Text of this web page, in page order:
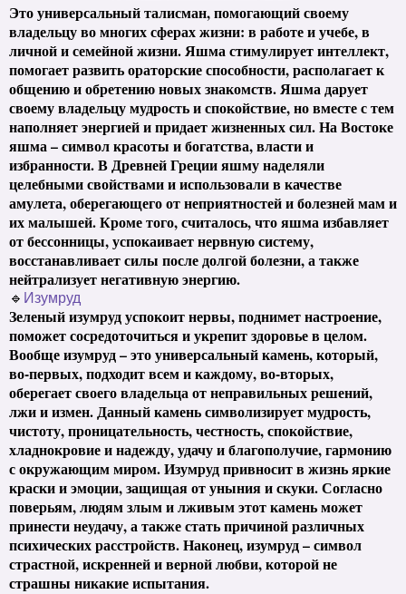
Это универсальный талисман, помогающий своему
владельцу во многих сферах жизни: в работе и учебе, в
личной и семейной жизни. Яшма стимулирует интеллект,
помогает развить ораторские способности, располагает к
общению и обретению новых знакомств. Яшма дарует
своему владельцу мудрость и спокойствие, но вместе с тем
наполняет энергией и придает жизненных сил. На Востоке
яшма – символ красоты и богатства, власти и
избранности. В Древней Греции яшму наделяли
целебными свойствами и использовали в качестве
амулета, оберегающего от неприятностей и болезней мам и
их малышей. Кроме того, считалось, что яшма избавляет
от бессонницы, успокаивает нервную систему,
восстанавливает силы после долгой болезни, а также
нейтрализует негативную энергию.
🔹 Изумруд
Зеленый изумруд успокоит нервы, поднимет настроение,
поможет сосредоточиться и укрепит здоровье в целом.
Вообще изумруд – это универсальный камень, который,
во-первых, подходит всем и каждому, во-вторых,
оберегает своего владельца от неправильных решений,
лжи и измен. Данный камень символизирует мудрость,
чистоту, проницательность, честность, спокойствие,
хладнокровие и надежду, удачу и благополучие, гармонию
с окружающим миром. Изумруд привносит в жизнь яркие
краски и эмоции, защищая от уныния и скуки. Согласно
поверьям, людям злым и лживым этот камень может
принести неудачу, а также стать причиной различных
психических расстройств. Наконец, изумруд – символ
страстной, искренней и верной любви, которой не
страшны никакие испытания.